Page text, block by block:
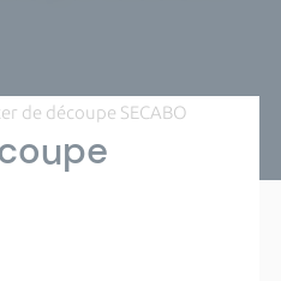
de découpe SECABO